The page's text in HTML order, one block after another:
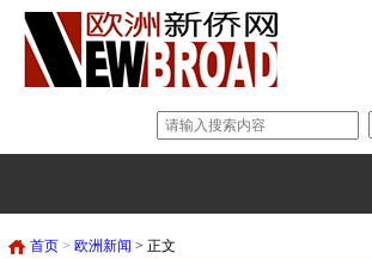
首页 > 欧洲新闻 > 正文